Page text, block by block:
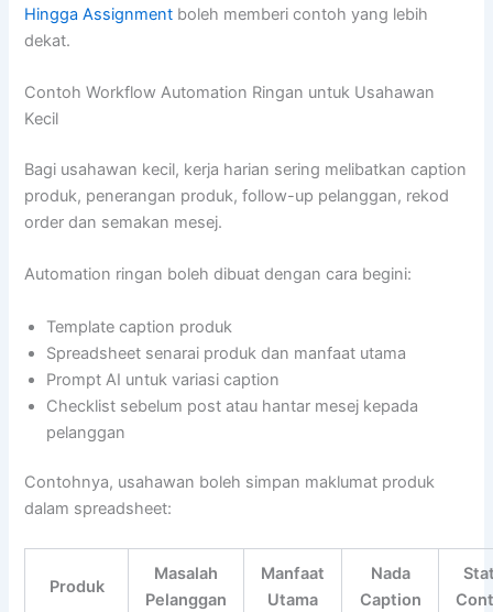
Hingga Assignment boleh memberi contoh yang lebih
dekat.
Contoh Workflow Automation Ringan untuk Usahawan
Kecil
Bagi usahawan kecil, kerja harian sering melibatkan caption
produk, penerangan produk, follow-up pelanggan, rekod
order dan semakan mesej.
Automation ringan boleh dibuat dengan cara begini:
Template caption produk
Spreadsheet senarai produk dan manfaat utama
Prompt AI untuk variasi caption
Checklist sebelum post atau hantar mesej kepada
pelanggan
Contohnya, usahawan boleh simpan maklumat produk
dalam spreadsheet:
Produk
Masalah
Pelanggan
Manfaat
Utama
Nada
Caption